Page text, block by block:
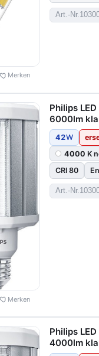
Merken
Art.-Nr.
Merken
Philips
6000lm
42W
4000 K
CRI 80
Art.-Nr.
Philips
4000lm